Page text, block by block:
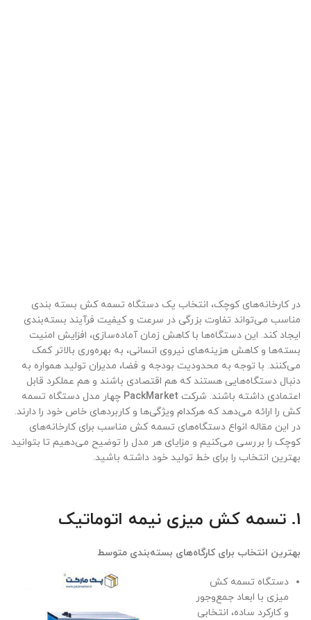
در کارخانه‌های کوچک، انتخاب یک دستگاه تسمه کش بسته بندی
مناسب می‌تواند تفاوت بزرگی در سرعت و کیفیت فرآیند بسته‌بندی
ایجاد کند. این دستگاه‌ها با کاهش زمان آماده‌سازی، افزایش امنیت
بسته‌ها و کاهش هزینه‌های نیروی انسانی، به بهره‌وری بالاتر کمک
می‌کنند. با توجه به محدودیت بودجه و فضا، مدیران تولید همواره به
دنبال دستگاه‌هایی هستند که هم اقتصادی باشند و هم عملکرد قابل
اعتمادی داشته باشند. شرکت PackMarket چهار مدل دستگاه تسمه
کش را ارائه می‌دهد که هرکدام ویژگی‌ها و کاربردهای خاص خود را دارند.
در این مقاله انواع دستگاه‌های تسمه کش مناسب برای کارخانه‌های
کوچک را بررسی می‌کنیم و مزایای هر مدل را توضیح می‌دهیم تا بتوانید
بهترین انتخاب را برای خط تولید خود داشته باشید.
1. تسمه کش میزی نیمه اتوماتیک
بهترین انتخاب برای کارگاه‌های بسته‌بندی متوسط
دستگاه تسمه کش
میزی با ابعاد جمع‌وجور
و کارکرد ساده، انتخابی